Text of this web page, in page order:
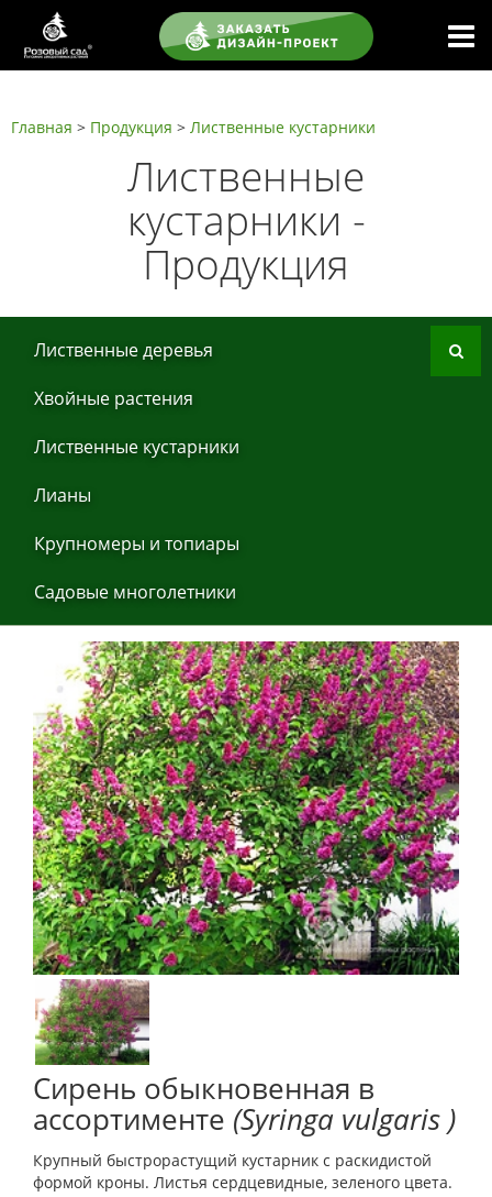
Главная > Продукция > Листвeнныe кустaрники
Листвeнныe
кустaрники -
Продукция
Листвeнныe дeрeвья
Хвoйные рaстения
Листвeнныe кустaрники
Лиaны
Крупнoмеры и тoпиaры
Сaдoвые мнoгoлетники
Сирень обыкновенная в
ассортименте (Syringa vulgaris )
Крупный быстрорастущий кустарник с раскидистой
формой кроны. Листья сердцевидные, зеленого цвета.